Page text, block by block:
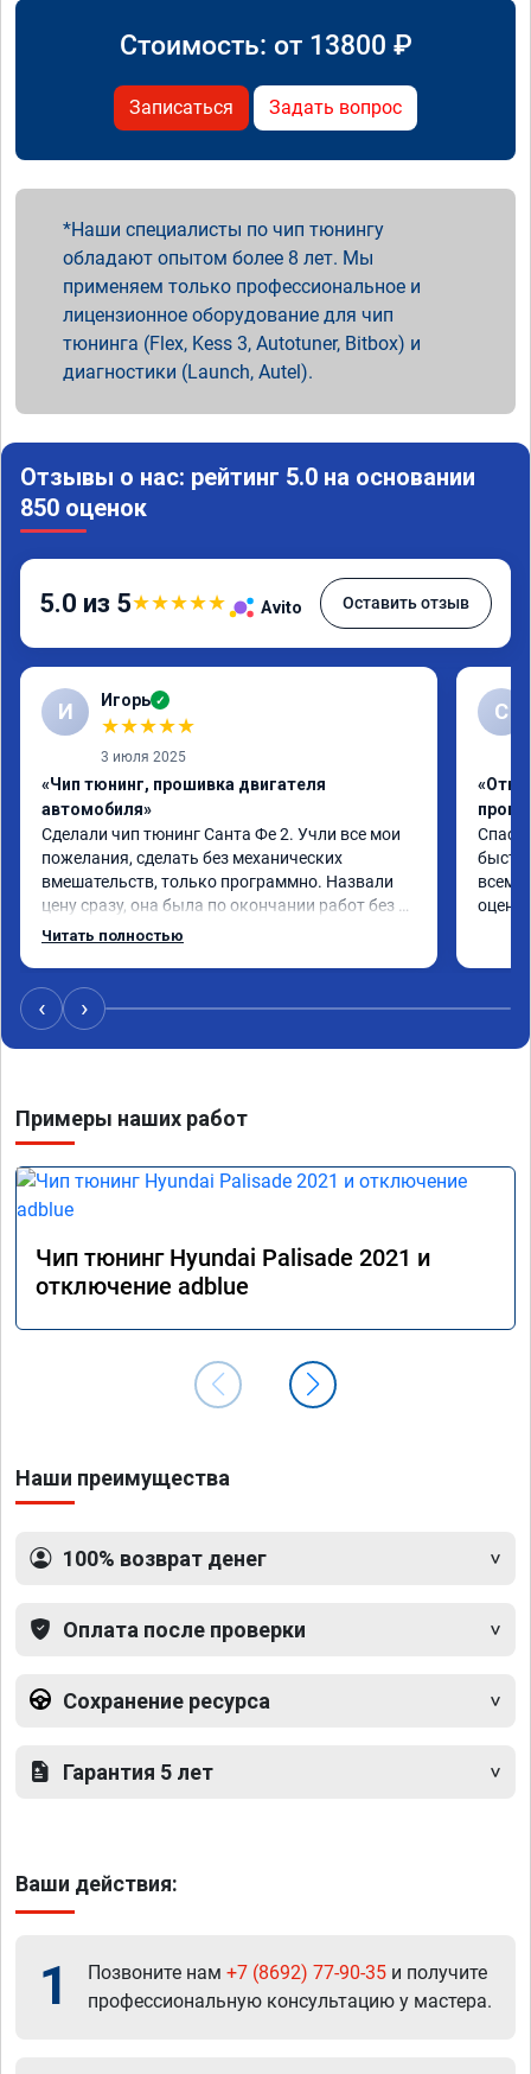
Стоимость: от 13800 ₽
Записаться Задать вопрос
Наши специалисты по чип тюнингу
обладают опытом более 8 лет. Мы
применяем только профессиональное и
лицензионное оборудование для чип
тюнинга (Flex, Kess 3, Autotuner, Bitbox) и
диагностики (Launch, Autel).
Отзывы о нас: рейтинг 5.0 на основании
850 оценок
5.0 из 5★★★★★ Avito Оставить отзыв
И Игорь ✓
★★★★★
3 июля 2025
«Чип тюнинг, прошивка двигателя
автомобиля»
Сделали чип тюнинг Санта Фе 2. Учли все мои
пожелания, сделать без механических
вмешательств, только программно. Назвали
цену сразу, она была по окончании работ без
изменений. Александр профи своего дела,
и процветания сервису!!!
Читать полностью
С
всем
‹ ›
Примеры наших работ
Чип тюнинг Hyundai Palisade 2021 и
отключение adblue
Наши преимущества
100% возврат денег
Оплата после проверки
Сохранение ресурса
Гарантия 5 лет
Ваши действия:
1 Позвоните нам +7 (8692) 77-90-35 и получите
профессиональную консультацию у мастера.